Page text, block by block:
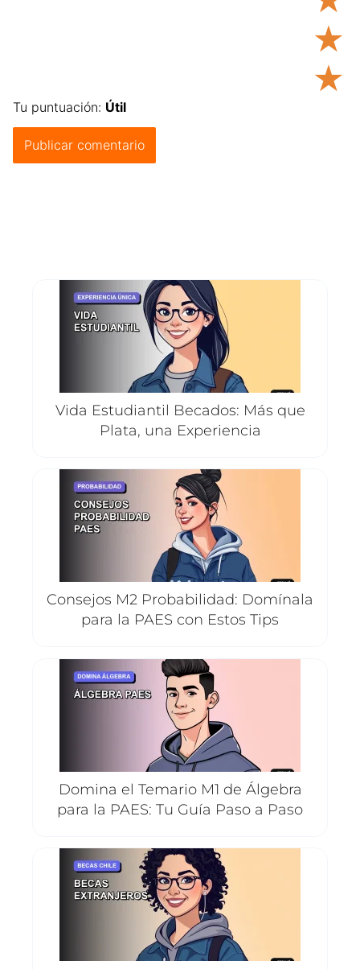
★
★
Tu puntuación: Útil
Vida Estudiantil Becados: Más que
Plata, una Experiencia
Consejos M2 Probabilidad: Domínala
para la PAES con Estos Tips
Domina el Temario M1 de Álgebra
para la PAES: Tu Guía Paso a Paso